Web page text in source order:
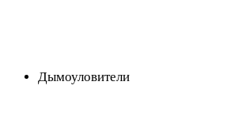
Дымоуловители